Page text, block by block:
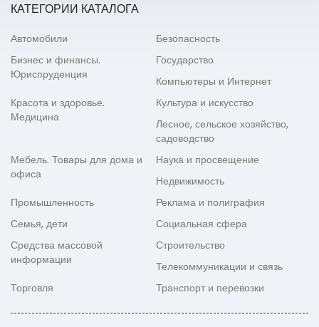
КАТЕГОРИИ КАТАЛОГА
Автомобили
Безопасность
Бизнес и финансы.
Юриспруденция
Государство
Компьютеры и Интернет
Красота и здоровье.
Медицина
Культура и искусство
Лесное, сельское хозяйство,
садоводство
Мебель. Товары для дома и
офиса
Наука и просвещение
Недвижимость
Промышленность
Реклама и полиграфия
Семья, дети
Социальная сфера
Средства массовой
информации
Строительство
Телекоммуникации и связь
Торговля
Транспорт и перевозки